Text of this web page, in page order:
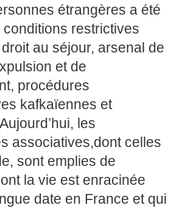
étrangères a été
conditions restrictives
droit au séjour, arsenal de
et de
procédures
kafkaïennes et
les
associatives,dont celles
sont emplies de
la vie est enracinée
date en France et qui